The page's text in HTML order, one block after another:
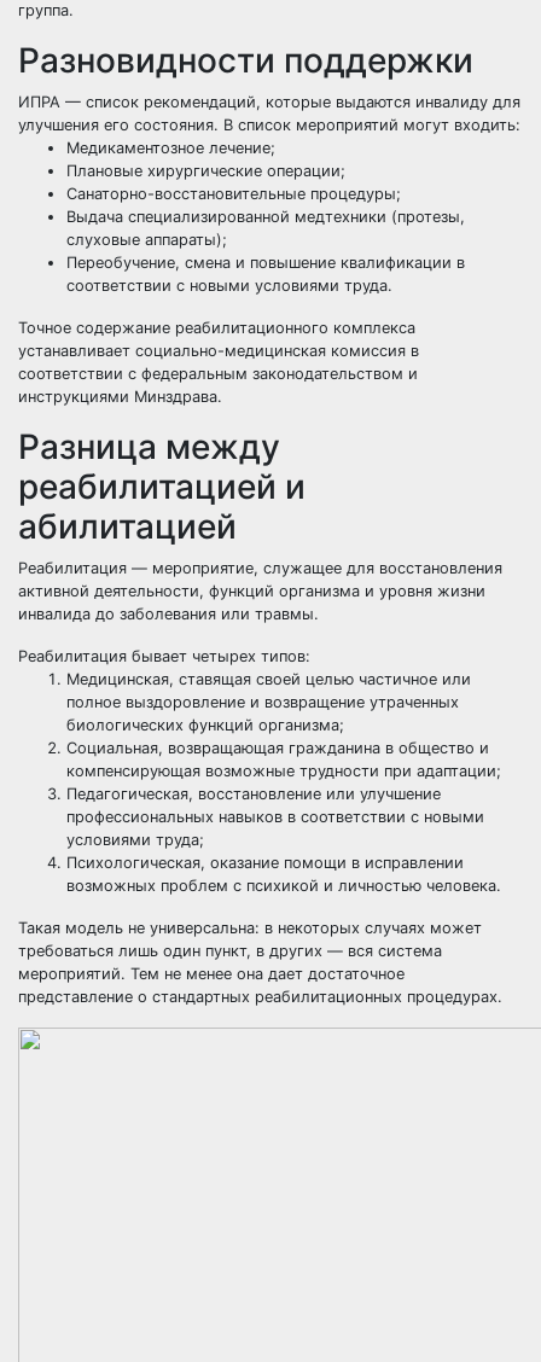
группа.
Разновидности поддержки
ИПРА — список рекомендаций, которые выдаются инвалиду для
улучшения его состояния. В список мероприятий могут входить:
Медикаментозное лечение;
Плановые хирургические операции;
Санаторно-восстановительные процедуры;
Выдача специализированной медтехники (протезы,
слуховые аппараты);
Переобучение, смена и повышение квалификации в
соответствии с новыми условиями труда.
Точное содержание реабилитационного комплекса
устанавливает социально-медицинская комиссия в
соответствии с федеральным законодательством и
инструкциями Минздрава.
Разница между
реабилитацией и
абилитацией
Реабилитация — мероприятие, служащее для восстановления
активной деятельности, функций организма и уровня жизни
инвалида до заболевания или травмы.
Реабилитация бывает четырех типов:
Медицинская, ставящая своей целью частичное или
полное выздоровление и возвращение утраченных
биологических функций организма;
Социальная, возвращающая гражданина в общество и
компенсирующая возможные трудности при адаптации;
Педагогическая, восстановление или улучшение
профессиональных навыков в соответствии с новыми
условиями труда;
Психологическая, оказание помощи в исправлении
возможных проблем с психикой и личностью человека.
Такая модель не универсальна: в некоторых случаях может
требоваться лишь один пункт, в других — вся система
мероприятий. Тем не менее она дает достаточное
представление о стандартных реабилитационных процедурах.